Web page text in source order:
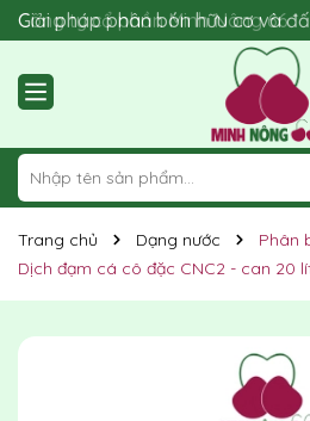
Công ty cổ phần Minh Nông 66
Giải pháp phân bón hữu cơ và
Trang chủ Dạng nước
Phân
Dịch đạm cá cô đặc CNC2 - can 20